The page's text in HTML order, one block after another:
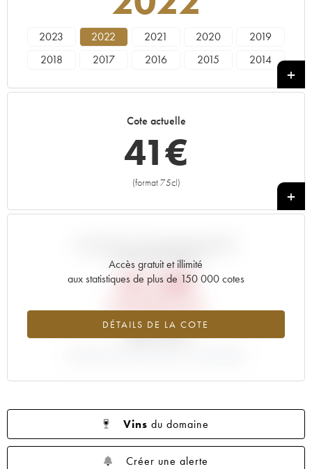
2023 2022 2021 2020
2019
2018
2017 2016 2015
2014
2000
1993
Cote actuelle
41€
(format 75cl)
+
Accès gratuit et illimité
aux statistiques de plus de 150 000 cotes
DÉTAILS DE LA COTE
AU PRIX PRIMEUR
60,48€
PRIX PRIMEURS 2022
-32.72%
Vins du domaine
Créer une alerte